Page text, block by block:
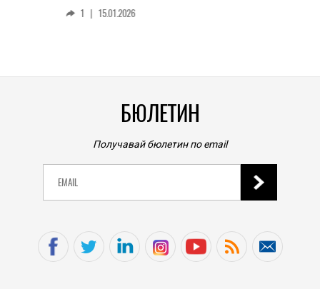
1 15.01.2026
БЮЛЕТИН
Получавай бюлетин по email